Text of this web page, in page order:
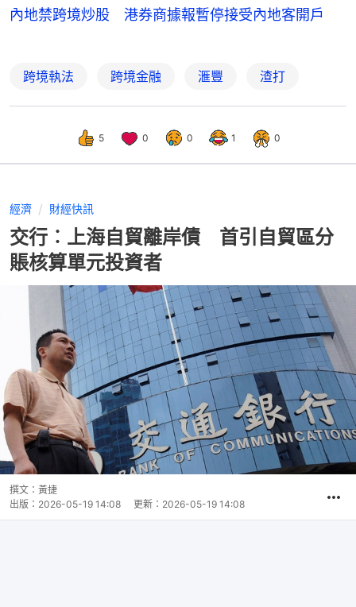
內地禁跨境炒股 港券商據報暫停接受內地客開戶
跨境執法 跨境金融 滙豐 渣打
5 0 0 1 0
經濟 財經快訊
交行︰上海自貿離岸債 首引自貿區分
賬核算單元投資者
撰文： 黃捷
出版： 2026-05-19 14:08 更新： 2026-05-19 14:08